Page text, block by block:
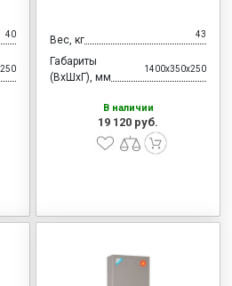
40 Вес, кг 43
Габариты
(ВхШхГ), мм
1400x350x250
В наличии
19 120 руб.